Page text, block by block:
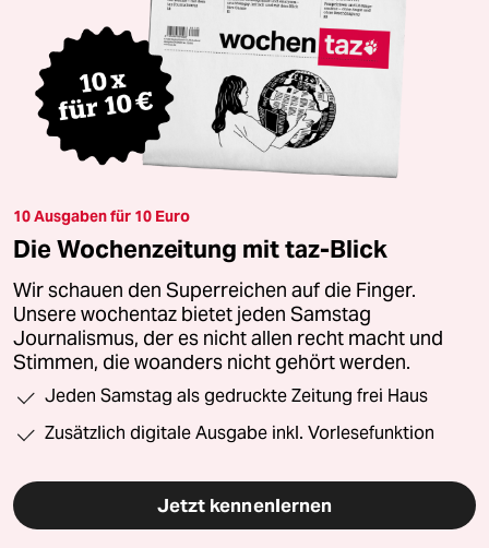
10 Ausgaben für 10 Euro
Die Wochenzeitung mit taz-Blick
Wir schauen den Superreichen auf die Finger.
Unsere wochentaz bietet jeden Samstag
Journalismus, der es nicht allen recht macht und
Stimmen, die woanders nicht gehört werden.
Jeden Samstag als gedruckte Zeitung frei Haus
Zusätzlich digitale Ausgabe inkl. Vorlesefunktion
Jetzt kennenlernen